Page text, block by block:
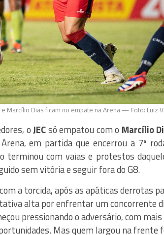
e Marcílio Dias ficam no empate na Arena — Foto: Luiz
oJECsó empatou com o Marcílio
em partida que encerrou a 7ª
terminou com vaias e protestos
sem vitória e seguir fora do G8.
a torcida, após as apáticas derrotas
alta por enfrentar um concorrente
pressionando o adversário, com mais
Mas quem largou na frente